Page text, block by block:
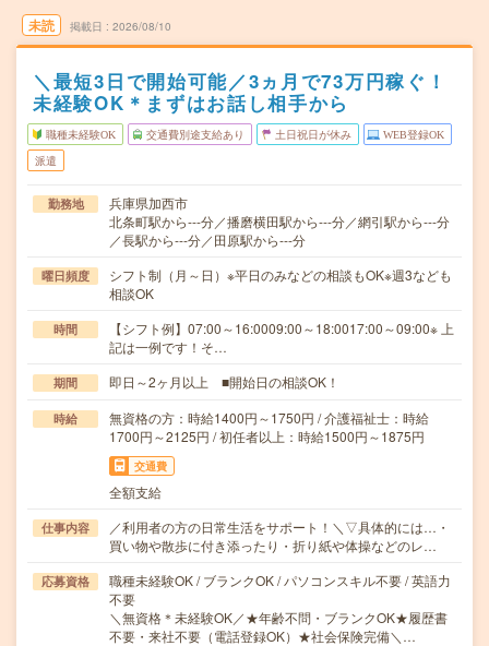
未読 掲載日 2026/08/10
＼最短3日で開始可能／3ヵ月で73万円稼ぐ！
未経験OK＊まずはお話し相手から
職種未経験OK 交通費別途支給あり 土日祝日が休み WEB登録OK
派遣
勤務地
兵庫県加西市
北条町駅から---分／播磨横田駅から---分／網引駅から---分
／長駅から---分／田原駅から---分
曜日頻度
シフト制（月～日）※平日のみなどの相談もOK※週3なども
相談OK
時間
【シフト例】07:00～16:0009:00～18:0017:00～09:00※ 上
記は一例です！そ…
期間 即日～2ヶ月以上 ■開始日の相談OK！
時給
無資格の方：時給1400円～1750円 / 介護福祉士：時給
1700円～2125円 / 初任者以上：時給1500円～1875円
交通費
全額支給
仕事内容
／利用者の方の日常生活をサポート！＼▽具体的には…・
買い物や散歩に付き添ったり・折り紙や体操などのレ…
応募資格
職種未経験OK / ブランクOK / パソコンスキル不要 / 英語力
不要
＼無資格＊未経験OK／★年齢不問・ブランクOK★履歴書
不要・来社不要（電話登録OK）★社会保険完備＼…